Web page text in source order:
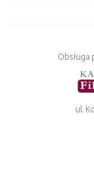
Obsługa
ul.